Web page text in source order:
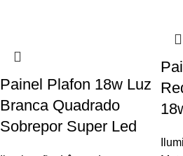
Painel Plafon 18w Luz
Branca Quadrado
Sobrepor Super Led